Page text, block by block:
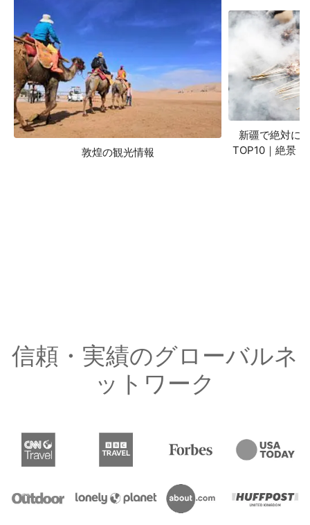
敦煌の観光情報
新疆で絶対に
TOP10｜絶景
信頼・実績のグローバルネ
ットワーク